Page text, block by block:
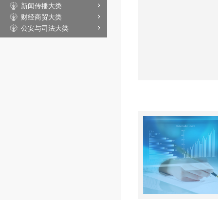
新闻传播大类
财经商贸大类
公安与司法大类